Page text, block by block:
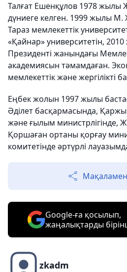
Талғат Ешенқұлов 1978
дүниеге келген. 1999 жылы М.
Тараз мемлекеттік
«Қайнар» университетін,
Президенті жанындағы
академиясын тәмамдаған.
мемлекеттік және жергілікті
Еңбек жолын 1997 жылы
Әділет басқармасында, Қаржы
және ғылым министрлігінде,
Қоршаған ортаны қорғау
комитетінде әртүрлі
Мақаламен
Google-ға қосылып,
жаңалықтарды
zkadm